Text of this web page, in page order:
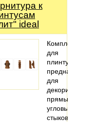
к
ideal
для
плинтуса
предназначены
для
декорирования
прямых,
угловых
стыков